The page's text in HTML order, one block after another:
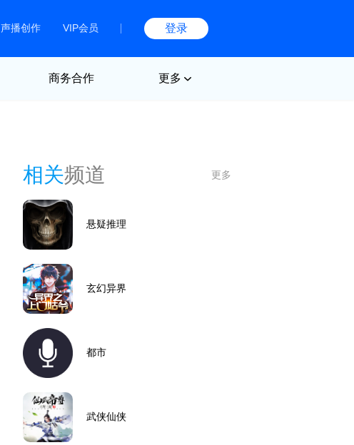
声播创作 VIP会员 登录
商务合作 更多
相关频道 更多
悬疑推理
玄幻异界
都市
武侠仙侠